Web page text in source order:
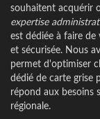
souhaitent acquérir
expertise
est dédiée à faire
et sécurisée. Nous
permet d'optimiser
dédié de carte grise
répond aux besoins
régionale.